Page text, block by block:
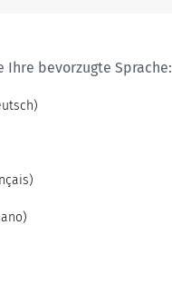
Ihre bevorzugte Sprache: